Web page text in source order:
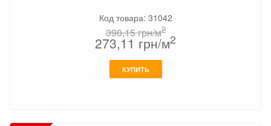
Код товара: 31042
390,15грн/м2
273,11 грн/м2
КУПИТЬ